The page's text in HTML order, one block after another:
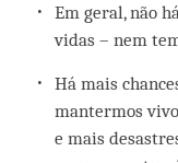
Em geral, não
vidas – nem
Há mais
mantermos
e mais